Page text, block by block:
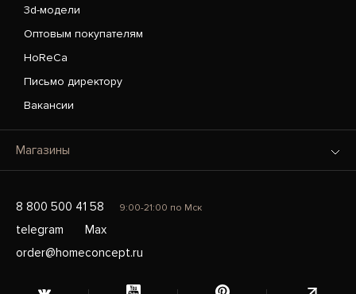
3d-модели
Оптовым покупателям
HoReCa
Письмо директору
Вакансии
Магазины
8 800 500 41 58 9:00-21:00 по Мск
telegram
Max
order@homeconcept.ru